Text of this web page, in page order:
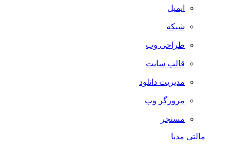
ایمیل
شبکه
طراحی وب
قالب سایت
مدیریت دانلود
مرورگر وب
مسنجر
مالتی مدیا